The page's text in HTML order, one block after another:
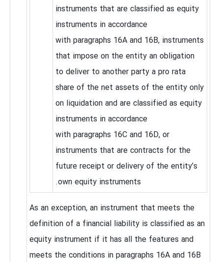
instruments that are classified as equity
instruments in accordance
with paragraphs 16A and 16B, instruments
that impose on the entity an obligation
to deliver to another party a pro rata
share of the net assets of the entity only
on liquidation and are classified as equity
instruments in accordance
with paragraphs 16C and 16D, or
instruments that are contracts for the
future receipt or delivery of the entity’s
own equity instruments.
As an exception, an instrument that meets the
definition of a financial liability is classified as an
equity instrument if it has all the features and
meets the conditions in paragraphs 16A and 16B